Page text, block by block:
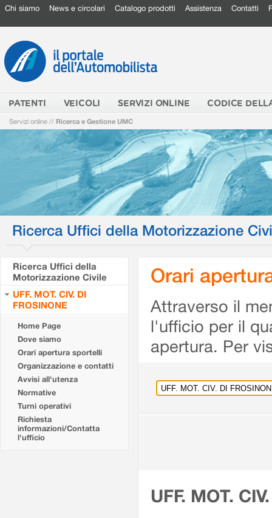
Chi siamo News e circolari Catalogo prodotti Assistenza Contatti
PATENTI VEICOLI SERVIZI ONLINE CODICE
Servizi online // Ricerca e Gestione UMC
Ricerca Uffici della Motorizzazione
Ricerca Uffici della
Motorizzazione Civile
UFF. MOT. CIV. DI
FROSINONE
Home Page
Dove siamo
Orari apertura sportelli
Organizzazione e contatti
Avvisi all'utenza
Normative
Turni operativi
Richiesta
informazioni/Contatta
l'ufficio
Orari
Attraverso il
l'ufficio per il
apertura. Per
UFF. MOT.